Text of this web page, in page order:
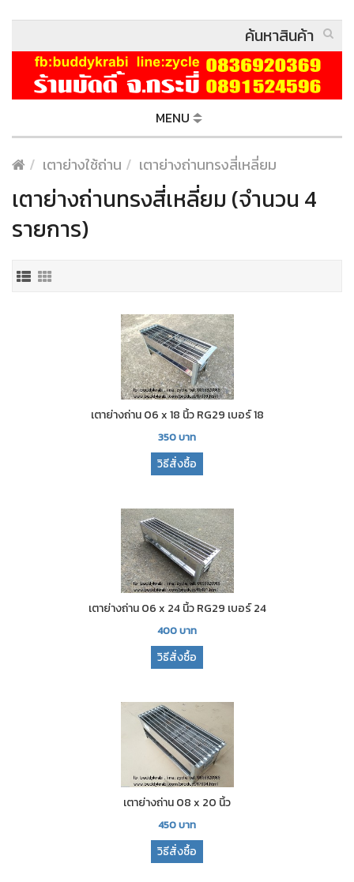
MENU
เตาย่างใช้ถ่าน เตาย่างถ่านทรงสี่เหลี่ยม
เตาย่างถ่านทรงสี่เหลี่ยม (จำนวน 4
รายการ)
เตาย่างถ่าน 06 x 18 นิ้ว RG29 เบอร์ 18
350บาท
วิธีสั่งซื้อ
เตาย่างถ่าน 06 x 24 นิ้ว RG29 เบอร์ 24
400บาท
วิธีสั่งซื้อ
เตาย่างถ่าน 08 x 20 นิ้ว
450บาท
วิธีสั่งซื้อ